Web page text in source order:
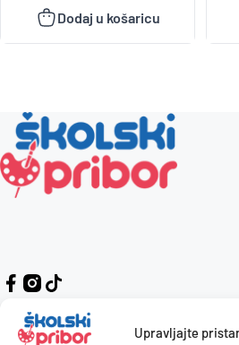
Upravljajte
Dodaj u košaricu